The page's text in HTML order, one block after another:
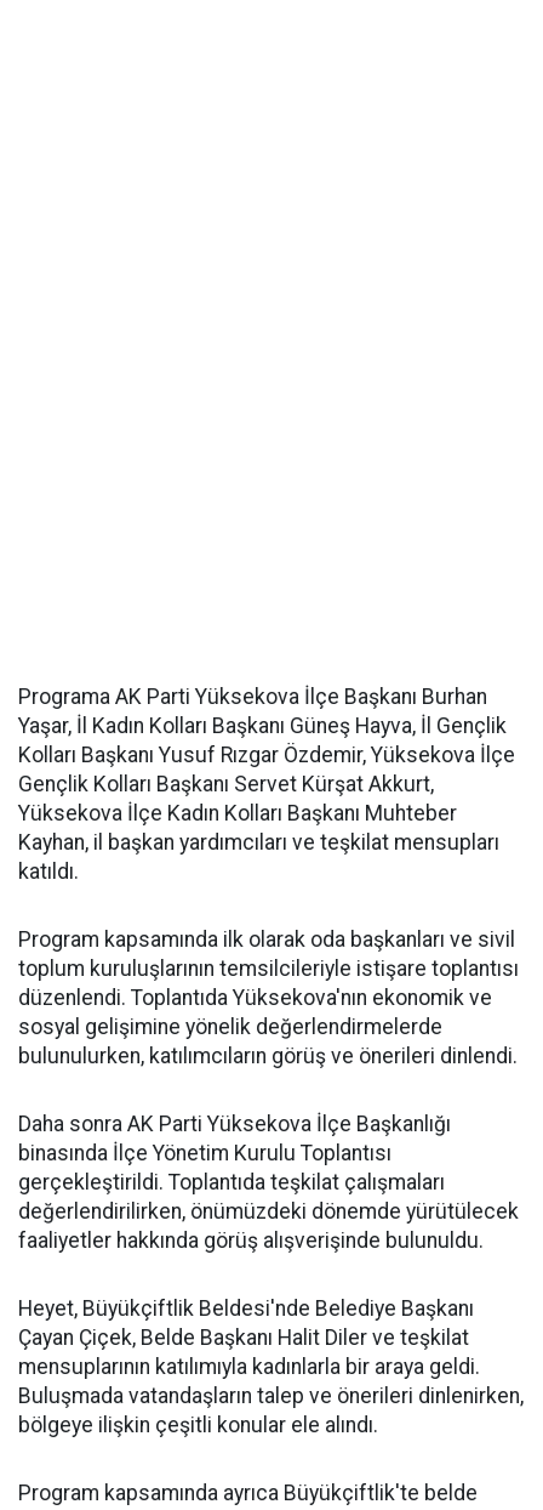
Programa AK Parti Yüksekova İlçe Başkanı Burhan
Yaşar, İl Kadın Kolları Başkanı Güneş Hayva, İl Gençlik
Kolları Başkanı Yusuf Rızgar Özdemir, Yüksekova İlçe
Gençlik Kolları Başkanı Servet Kürşat Akkurt,
Yüksekova İlçe Kadın Kolları Başkanı Muhteber
Kayhan, il başkan yardımcıları ve teşkilat mensupları
katıldı.
Program kapsamında ilk olarak oda başkanları ve sivil
toplum kuruluşlarının temsilcileriyle istişare toplantısı
düzenlendi. Toplantıda Yüksekova'nın ekonomik ve
sosyal gelişimine yönelik değerlendirmelerde
bulunulurken, katılımcıların görüş ve önerileri dinlendi.
Daha sonra AK Parti Yüksekova İlçe Başkanlığı
binasında İlçe Yönetim Kurulu Toplantısı
gerçekleştirildi. Toplantıda teşkilat çalışmaları
değerlendirilirken, önümüzdeki dönemde yürütülecek
faaliyetler hakkında görüş alışverişinde bulunuldu.
Heyet, Büyükçiftlik Beldesi'nde Belediye Başkanı
Çayan Çiçek, Belde Başkanı Halit Diler ve teşkilat
mensuplarının katılımıyla kadınlarla bir araya geldi.
Buluşmada vatandaşların talep ve önerileri dinlenirken,
bölgeye ilişkin çeşitli konular ele alındı.
Program kapsamında ayrıca Büyükçiftlik'te belde